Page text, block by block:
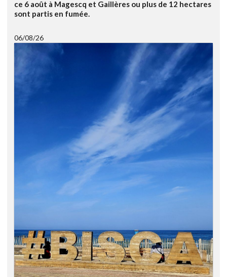
ce 6 août à Magescq et Gaillères ou plus de 12 hectares
sont partis en fumée.
06/08/26